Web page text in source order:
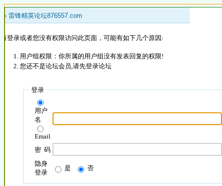
» 雷锋精英论坛876557.com
登录或者您没有权限访问此页面，可能有如下几个原因:
用户组权限：你所属的用户组没有发表回复的权限!
您还不是论坛会员,请先登录论坛
登录
用户
名
Email
密 码
隐身
登录
是 否